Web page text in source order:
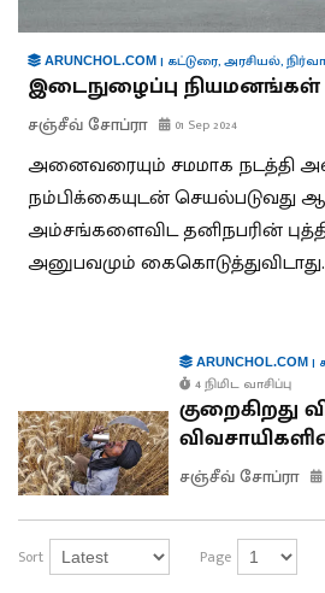
ARUNCHOL.COM | கட்டுரை,அரசியல்,
இடைநுழைப்பு நியமனங்கள்
சஞ்சீவ் சோப்ரா 01 Sep 2024
அனைவரையும் சமமாக நடத்தி
நம்பிக்கையுடன் செயல்படுவது
அம்சங்களைவிட தனிநபரின்
அனுபவமும் கைகொடுத்துவிடாது.
ARUNCHOL.COM|
4 நிமிட வாசிப்பு
குறைகிறது
சஞ்சீவ் சோப்ரா
Sort Page